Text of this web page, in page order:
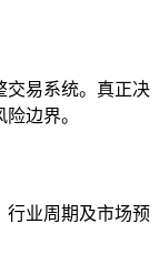
交易系统。真正决
边界。
行业周期及市场预